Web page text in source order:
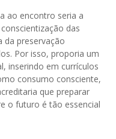
ao encontro seria a
das
da preservação
Por isso, proporia um
inserindo em currículos
consumo consciente,
que preparar
o futuro é tão essencial